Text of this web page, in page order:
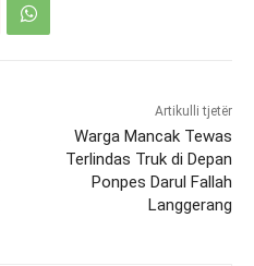
Artikulli tjetër
Warga Mancak Tewas
Terlindas Truk di Depan
Ponpes Darul Fallah
Langgerang